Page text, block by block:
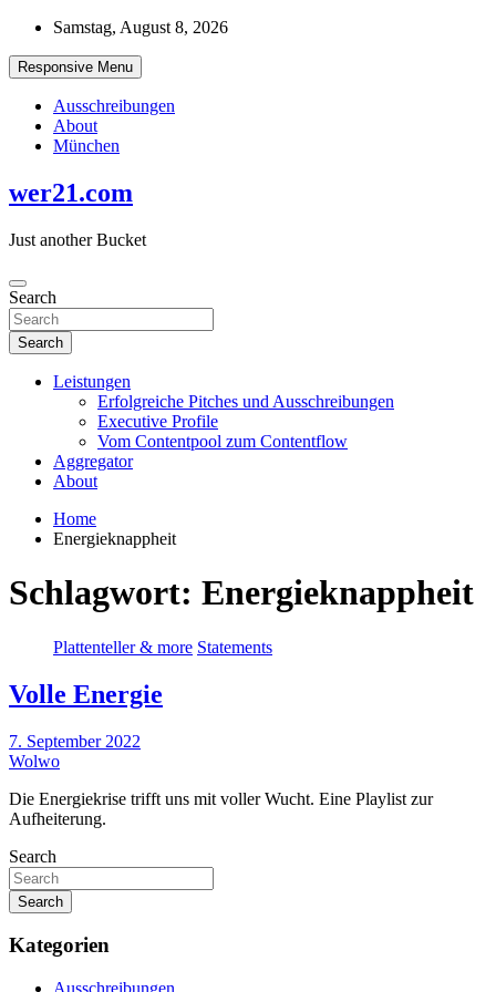
Skip
content
Samstag, August 8, 2026
Responsive Menu
Ausschreibungen
About
München
wer21.com
Just another Bucket
Search
Search
Leistungen
Erfolgreiche Pitches und Ausschreibungen
Executive Profile
Vom Contentpool zum Contentflow
Aggregator
About
Home
Energieknappheit
Schlagwort: Energieknappheit
Plattenteller & more Statements
Volle Energie
7. September 2022
Wolwo
Die Energiekrise trifft uns mit voller Wucht. Eine Playlist zur
Aufheiterung.
Search
Search
Kategorien
Ausschreibungen